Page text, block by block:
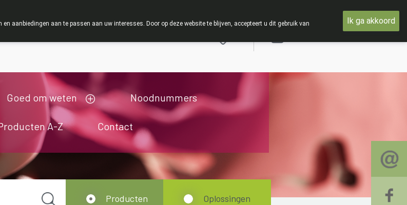
Goed om weten Noodnummers
A-Z Contact
Producten Oplossingen
aanbiedingen aan te passen aan uw interesses. Door op deze website te blijven, accepteert u dit gebruik van
Ik ga akkoord